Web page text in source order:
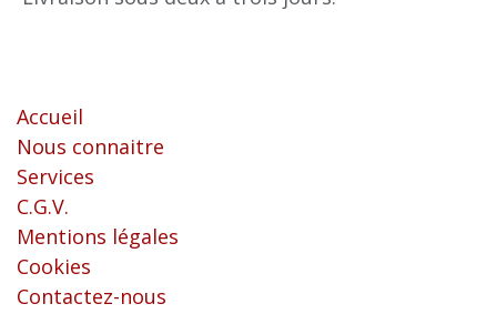
Accueil
Nous connaitre
Services
C.G.V.
Mentions légales
Cookies
Contactez-nous